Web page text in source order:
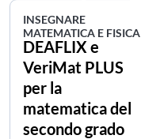
INSEGNARE
MATEMATICA E FISICA
DEAFLIX e
VeriMat PLUS
per la
matematica del
secondo grado